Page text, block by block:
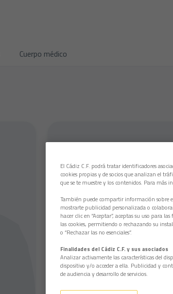
Cuerpo médico
El Cádiz C.F. podrá tratar identificadores
cookies propias y de socios que analizan el
que se te muestre y los contenidos. Para más
También puede compartir información sobre
mostrarte publicidad personalizada o
hacer clic en “Aceptar”, aceptas su uso para
las cookies, permitiendo o rechazando su
o “Rechazar las no esenciales”.
Finalidades del Cádiz C.F. y sus asociados
Analizar activamente las características del
dispositivo y/o acceder a ella. Publicidad y
de audiencia y desarrollo de servicios.